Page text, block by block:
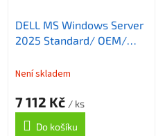
DELL MS Windows Server
2025 Standard/ OEM/
additional license/
licenci
Není skladem
7 112 Kč / ks
Do košíku